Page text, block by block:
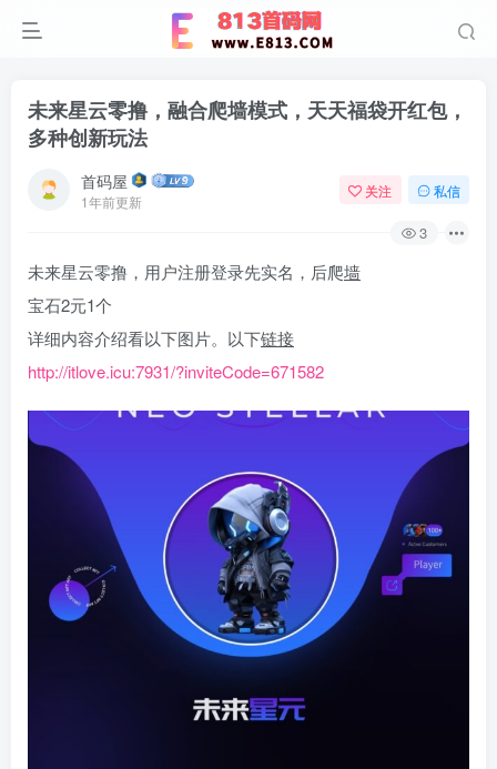
未来星云零撸，融合爬墙模式，天天福袋开红包，
多种创新玩法
首码屋
1年前更新
关注 私信
3
未来星云零撸，用户注册登录先实名，后爬墙
宝石2元1个
详细内容介绍看以下图片。以下链接
http://itlove.icu:7931/?inviteCode=671582